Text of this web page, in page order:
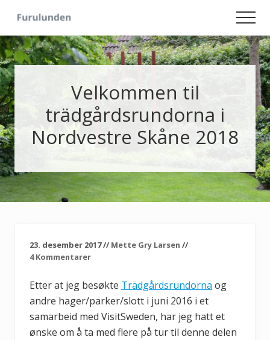
main
content
primary
sidebar
Hageliv
-
Lise
for
sjelen
Velkommen til
trädgårdsrundorna i
Nordvestre Skåne 2018
23. desember 2017// Mette Gry Larsen //
4 Kommentarer
Etter at jeg besøkte Trädgårdsrundorna og
andre hager/parker/slott i juni 2016 i et
samarbeid med VisitSweden, har jeg hatt et
ønske om å ta med flere på tur til denne delen